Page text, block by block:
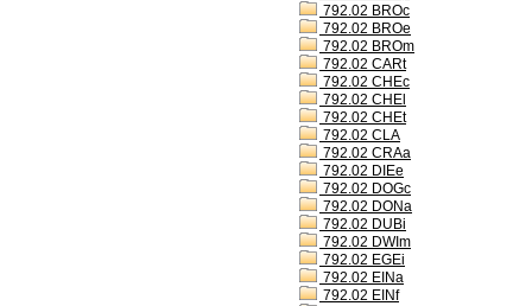
792.02 BROc
792.02 BROe
792.02 BROm
792.02 CARt
792.02 CHEc
792.02 CHEl
792.02 CHEt
792.02 CLA
792.02 CRAa
792.02 DIEe
792.02 DOGc
792.02 DONa
792.02 DUBi
792.02 DWIm
792.02 EGEi
792.02 EINa
792.02 EINf